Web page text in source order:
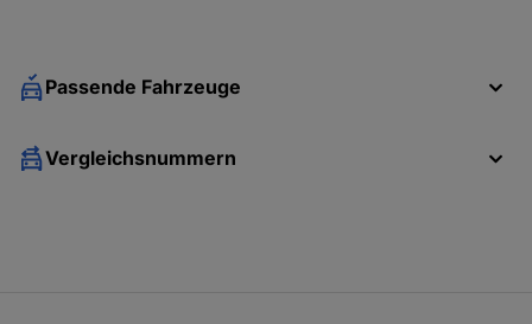
Passende Fahrzeuge
Vergleichsnummern